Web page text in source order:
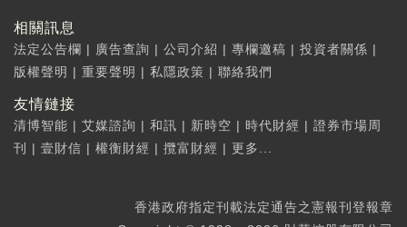
相關訊息
法定公告欄 | 廣告查詢 | 公司介紹 | 專欄邀稿 | 投資者關係 |
版權聲明 | 重要聲明 | 私隱政策 | 聯絡我們
友情鏈接
清博智能 | 艾媒諮詢 | 和訊 | 新時空 | 時代財經 | 證券市場周
刊
| 壹財信 | 權衡財經 | 攬富財經 | 更多...
香港政府指定刊載法定通告之憲報刊登報章